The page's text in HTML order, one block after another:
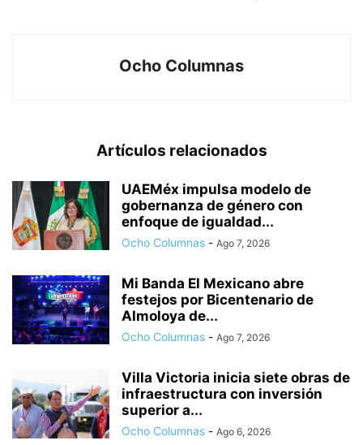
Ocho Columnas
Artículos relacionados
UAEMéx impulsa modelo de
gobernanza de género con
enfoque de igualdad...
Ocho Columnas - Ago 7, 2026
Mi Banda El Mexicano abre
festejos por Bicentenario de
Almoloya de...
Ocho Columnas - Ago 7, 2026
Villa Victoria inicia siete obras de
infraestructura con inversión
superior a...
Ocho Columnas - Ago 6, 2026